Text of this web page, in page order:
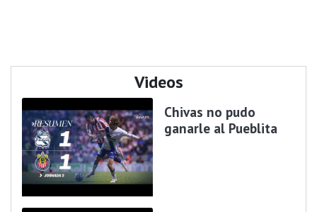
Videos
Chivas no pudo
ganarle al Pueblita